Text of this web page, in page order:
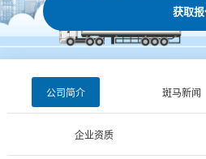
获取
公司简介 斑马新闻
企业资质